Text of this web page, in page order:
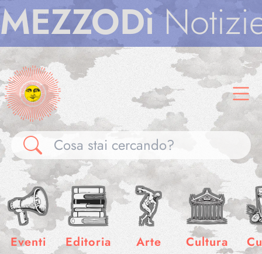
Notizie
Gallerie
Notizie
Eventi Editoria Arte Cultura